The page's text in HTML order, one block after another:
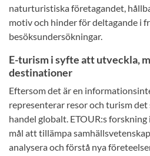
naturturistiska företagandet,
motiv och hinder för deltagande i
besöksundersökningar.
E-turism i syfte att utveckla,
destinationer
Eftersom det är en
representerar resor och turism
handel globalt. ETOUR:s
mål att tillämpa
analysera och förstå nya